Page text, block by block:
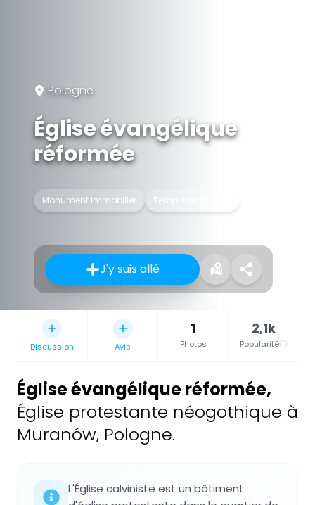
Pologne
Église évangélique
réformée
Monument immobilier Temple protestant
J'y suis allé
Discussion Avis
1
Photos
2,1k
Popularité
Église évangélique réformée,
Église protestante néogothique à
Muranów, Pologne.
L'Église calviniste est un bâtiment